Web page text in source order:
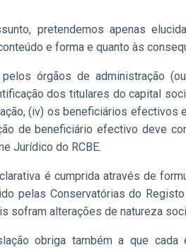
pretendemos apenas
e forma e quanto às
órgãos de administração
dos titulares do capital
(iv) os beneficiários efectivos
de beneficiário efectivo deve
Jurídico do RCBE.
é cumprida através de
pelas Conservatórias do
sofram alterações de natureza
obriga também a que